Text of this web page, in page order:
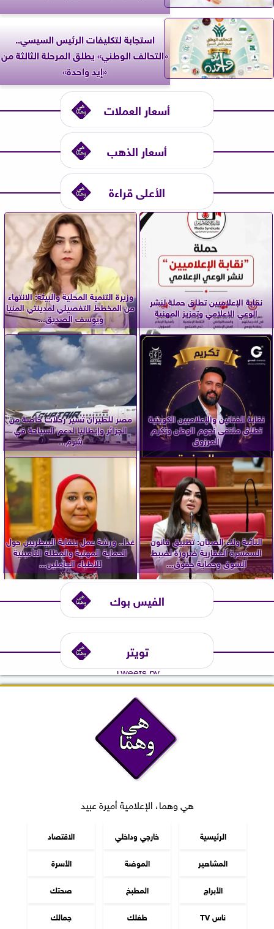
استجابة لتكليفات الرئيس السيسي..
«التحالف الوطني» يطلق المرحلة الثالثة من
«إيد واحدة»
أسعار العملات
أسعار الذهب
الأعلى قراءة
نقابة الإعلاميين تطلق حملة لنشر
الوعي الإعلامي وتعزيز المهنية
وزيرة التنمية المحلية والبيئة: الانتهاء
من المخطط التفصيلي لمدينتي المنيا
ويوسف الصديق...
نقابة الفنانين والإعلاميين الكويتية
تطلق ملتقى نجوم الوطن وتكرم
المرزوق
مصر للطيران تُسير رحلات خاصة من
الجزائر وإيطاليا لدعم السياحة في
شرم...
النائبة ولاء الصبان: تطبيق قانون
السمسرة العقارية ضرورة لضبط
السوق وحماية حقوق...
غدا.. ورشة عمل بنقابة البيطريين حول
الحماية المهنية والمظلة التأمينية
للأطباء العاملين...
الفيس بوك
تويتر
Tweets by
هي وهما، الإعلامية أميرة عبيد
الرئيسية خارجي وداخلي
الاقتصاد
المشاهير
الموضة
الأسرة
الأبراج
المطبخ
صحتك
ناس TV
طفلك جمالك